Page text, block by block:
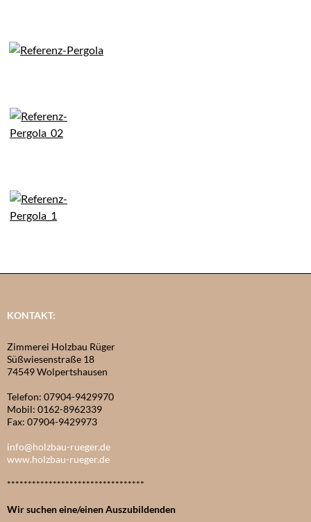
KONTAKT:
Zimmerei Holzbau Rüger
Süßwiesenstraße 18
74549 Wolpertshausen
Telefon: 07904-9429970
Mobil: 0162-8962339
Fax: 07904-9429973
info@holzbau-rueger.de
www.holzbau-rueger.de
*********************************
Wir suchen eine/einen Auszubildenden